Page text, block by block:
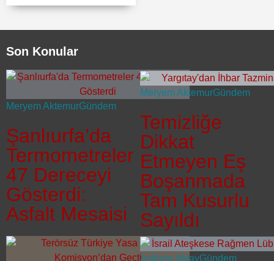
Son Konular
Meryem AktemurGündem
Şanlıurfa’da
Termometreler
47 Dereceyi
Gösterdi:
Asfalt Mesaisi
Meryem AktemurGündem
Temizliğe
Dikkat
Etmeyen Eş
Boşanmada
Tam Kusurlu
Sayıldı
Aslıhan AktayGündem